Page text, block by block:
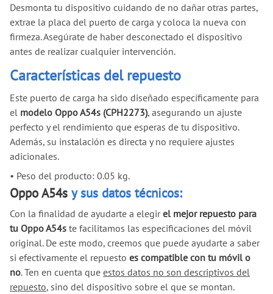
Desmonta tu dispositivo cuidando de no dañar otras partes,
extrae la placa del puerto de carga y coloca la nueva con
firmeza. Asegúrate de haber desconectado el dispositivo
antes de realizar cualquier intervención.
Características del repuesto
Este puerto de carga ha sido diseñado específicamente para
el modelo Oppo A54s (CPH2273), asegurando un ajuste
perfecto y el rendimiento que esperas de tu dispositivo.
Además, su instalación es directa y no requiere ajustes
adicionales.
• Peso del producto: 0.05 kg.
Oppo A54s y sus datos técnicos:
Con la finalidad de ayudarte a elegirel mejor repuesto para
tu Oppo A54s te facilitamos las especificaciones del móvil
original. De este modo, creemos que puede ayudarte a saber
si efectivamente el repuesto es compatible con tu móvil o
no. Ten en cuenta que estos datos no son descriptivos del
repuesto, sino del dispositivo sobre el que se montan.